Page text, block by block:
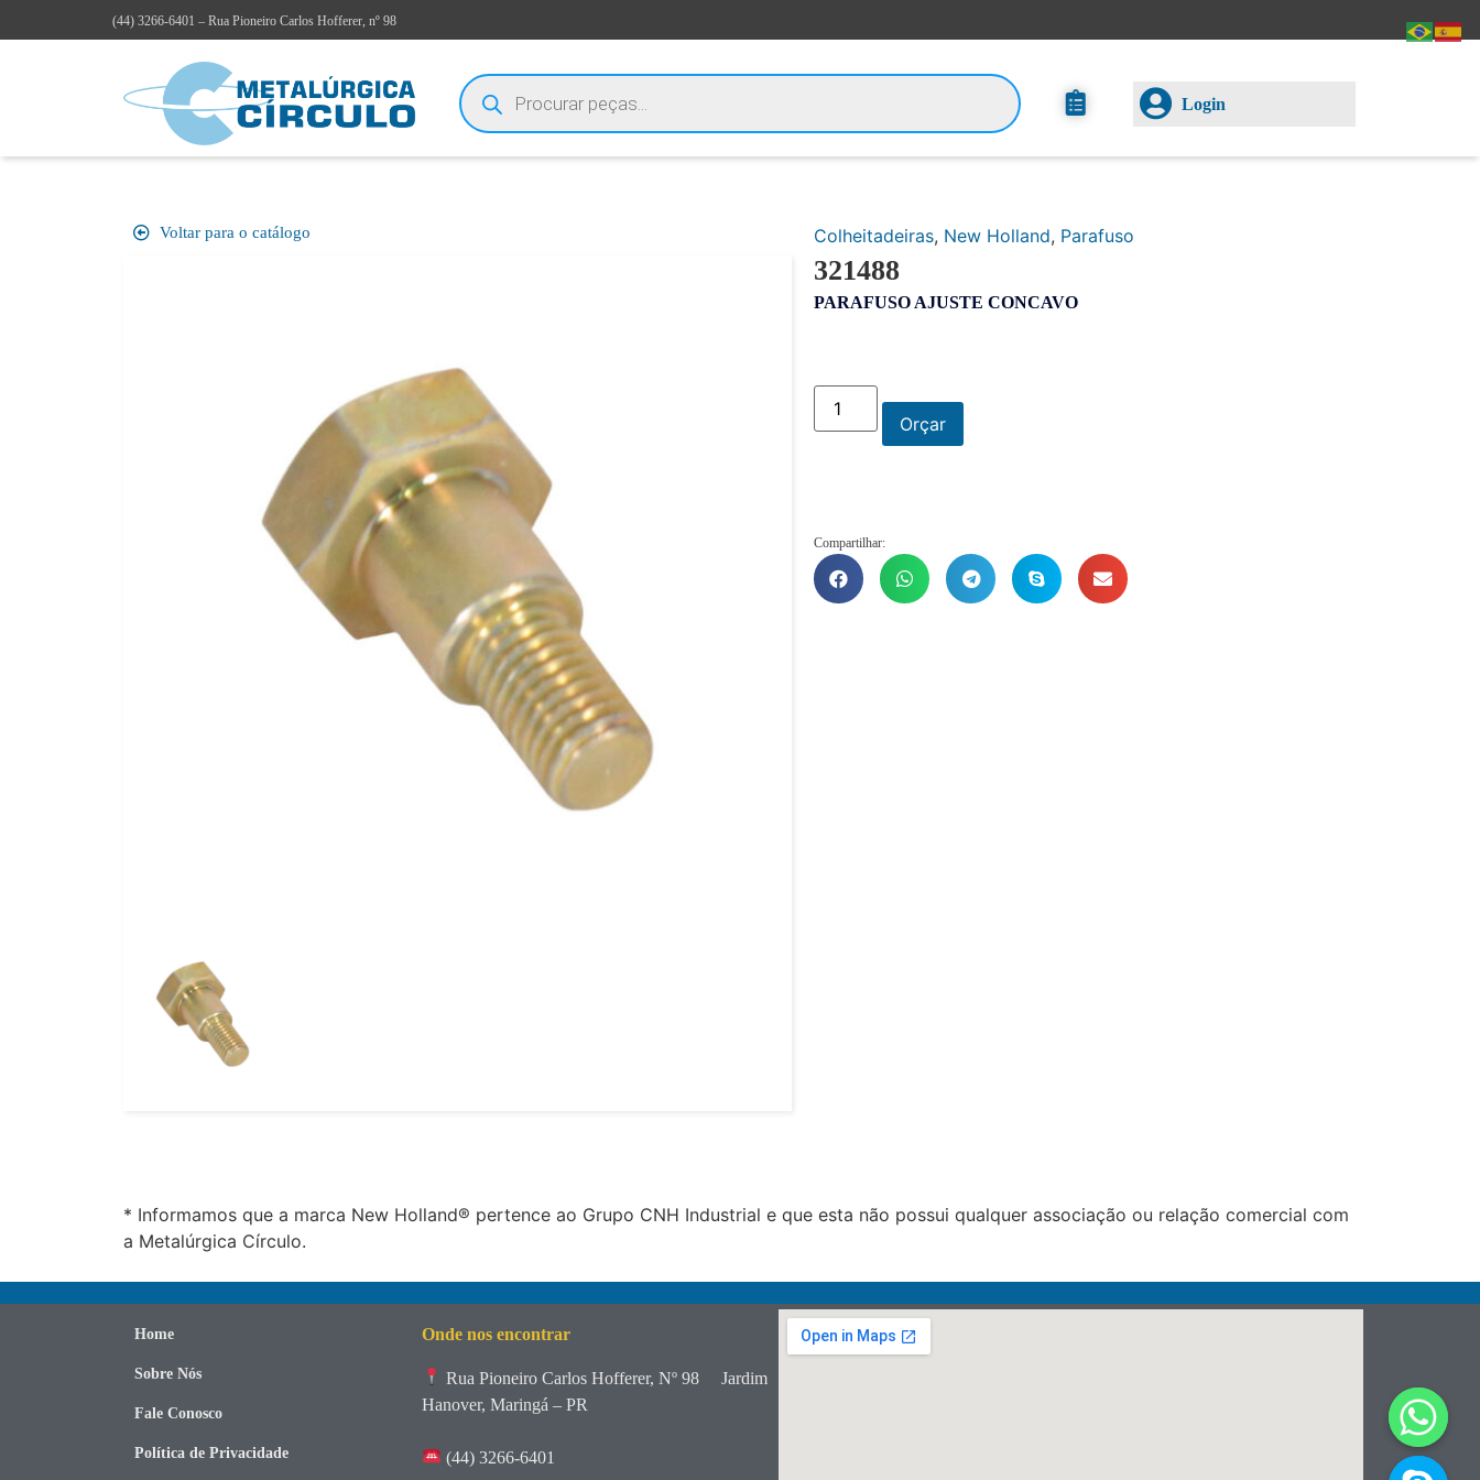
(44) 3266-6401 – Rua Pioneiro Carlos Hofferer, nº 98
Login
Voltar para o catálogo Colheitadeiras, New Holland, Parafuso
321488
PARAFUSO AJUSTE CONCAVO
Orçar
Compartilhar:
* Informamos que a marca New Holland® pertence ao Grupo CNH Industrial e que esta não possui qualquer associação ou relação comercial com
a Metalúrgica Círculo.
Home
Sobre Nós
Fale Conosco
Política de Privacidade
Onde nos encontrar
Rua Pioneiro Carlos Hofferer, Nº 98
Jardim
Hanover, Maringá – PR
(44) 3266-6401